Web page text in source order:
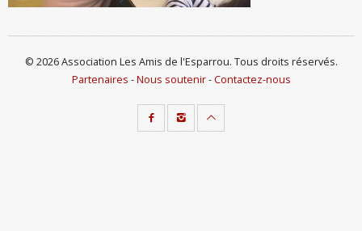
© 2026 Association Les Amis de l'Esparrou. Tous droits réservés.
Partenaires -Nous soutenir-Contactez-nous